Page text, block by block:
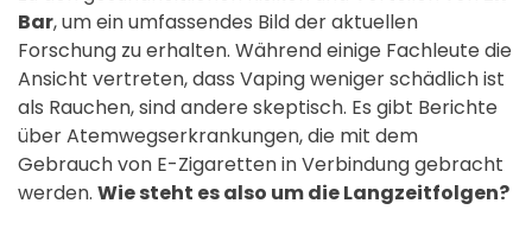
Bar, um ein umfassendes Bild der aktuellen
Forschung zu erhalten. Während einige Fachleute die
Ansicht vertreten, dass Vaping weniger schädlich ist
als Rauchen, sind andere skeptisch. Es gibt Berichte
über Atemwegserkrankungen, die mit dem
Gebrauch von E-Zigaretten in Verbindung gebracht
werden. Wie steht es also um die Langzeitfolgen?